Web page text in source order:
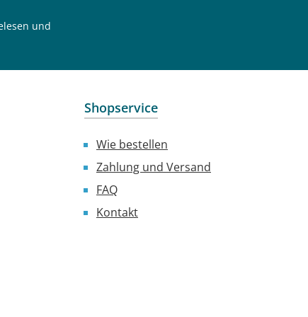
und
Shopservice
Wie bestellen
Zahlung und Versand
FAQ
Kontakt